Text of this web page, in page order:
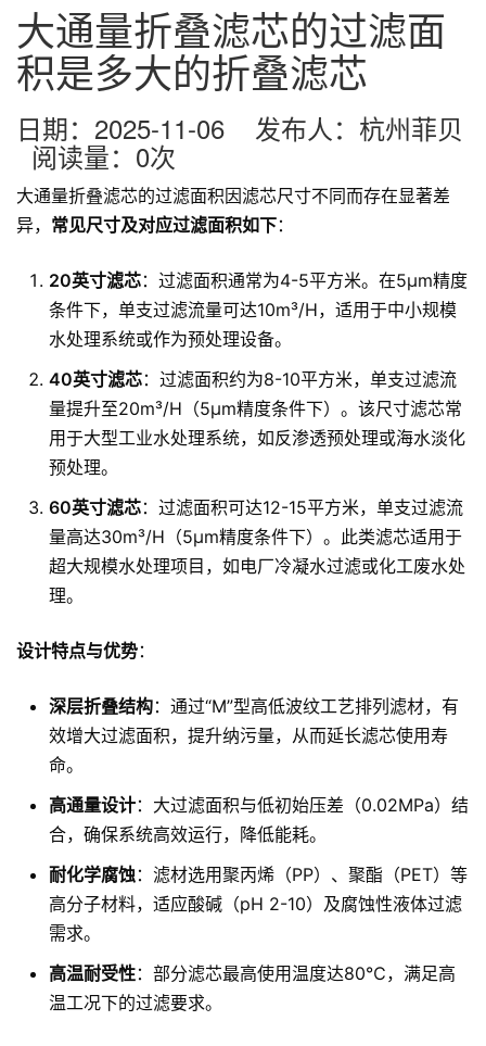
大通量折叠滤芯的过滤面
积是多大的折叠滤芯
日期：2025-11-06 发布人：杭州菲贝
阅读量： 0次
大通量折叠滤芯的过滤面积因滤芯尺寸不同而存在显著差
异， 常见尺寸及对应过滤面积如下：
20英寸滤芯：过滤面积通常为4-5平方米。在5μm精度
条件下，单支过滤流量可达10m³/H，适用于中小规模
水处理系统或作为预处理设备。
40英寸滤芯：过滤面积约为8-10平方米，单支过滤流
量提升至20m³/H（5μm精度条件下）。该尺寸滤芯常
用于大型工业水处理系统，如反渗透预处理或海水淡化
预处理。
60英寸滤芯：过滤面积可达12-15平方米，单支过滤流
量高达30m³/H（5μm精度条件下）。此类滤芯适用于
超大规模水处理项目，如电厂冷凝水过滤或化工废水处
理。
设计特点与优势：
深层折叠结构：通过“M”型高低波纹工艺排列滤材，有
效增大过滤面积，提升纳污量，从而延长滤芯使用寿
命。
高通量设计：大过滤面积与低初始压差（0.02MPa）结
合，确保系统高效运行，降低能耗。
耐化学腐蚀：滤材选用聚丙烯（PP）、聚酯（PET）等
高分子材料，适应酸碱（pH 2-10）及腐蚀性液体过滤
需求。
高温耐受性：部分滤芯最高使用温度达80℃，满足高
温工况下的过滤要求。